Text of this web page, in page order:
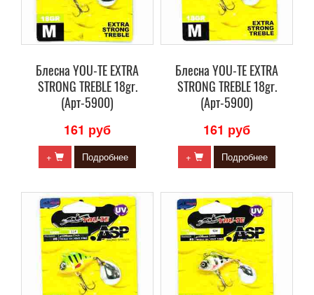
Блесна YOU-TE EXTRA
STRONG TREBLE 18gr.
(Арт-5900)
161 руб
+ Подробнее
Блесна YOU-TE EXTRA
STRONG TREBLE 18gr.
(Арт-5900)
161 руб
+ Подробнее